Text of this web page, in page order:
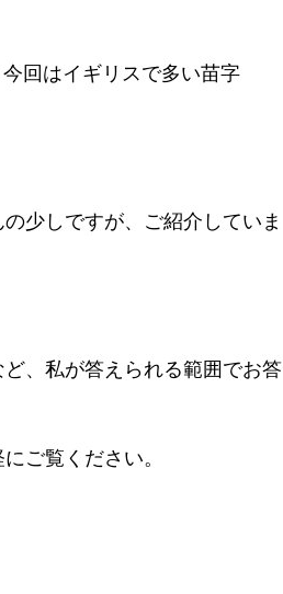
回はイギリスで多い苗字
少しですが、ご紹介していま
、私が答えられる範囲でお答
ご覧ください。